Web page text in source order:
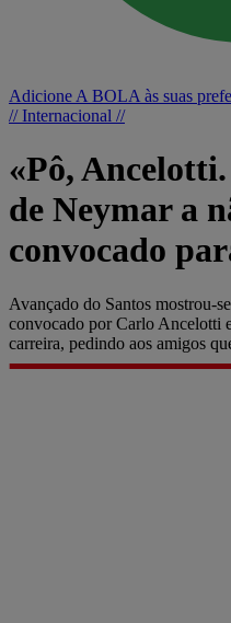
Adicione A BOLA às suas
// Internacional //
«Pô,
de Neymar a
convocado
Avançado do Santos mostrou-
convocado por Carlo Ancelotti
carreira, pedindo aos amigos